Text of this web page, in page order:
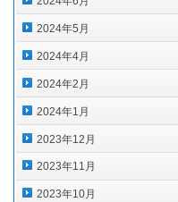
2024年5月
2024年4月
2024年2月
2024年1月
2023年12月
2023年11月
2023年10月